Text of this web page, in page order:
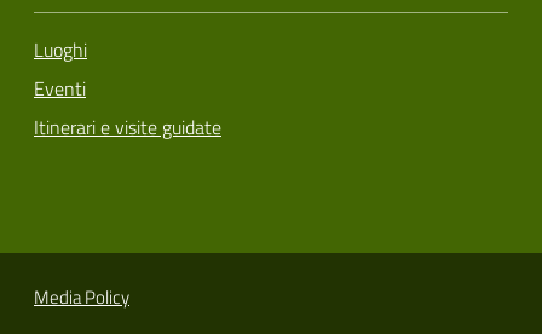
Luoghi
Eventi
Itinerari e visite guidate
Media Policy